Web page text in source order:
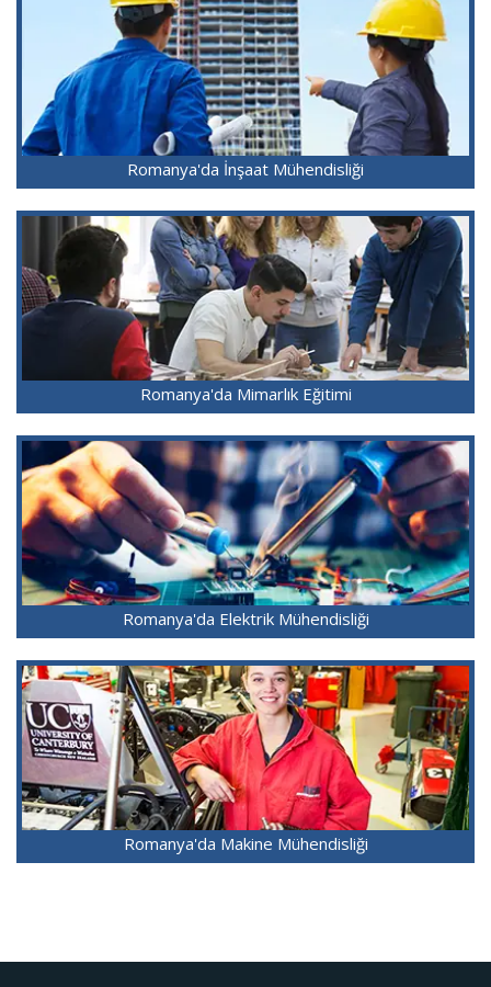
Romanya'da İnşaat Mühendisliği
Romanya'da Mimarlık Eğitimi
Romanya'da Elektrik Mühendisliği
Romanya'da Makine Mühendisliği